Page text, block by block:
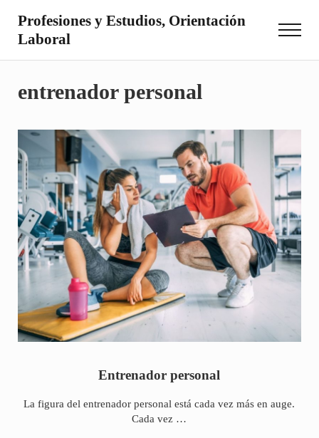
Profesiones y Estudios, Orientación
Laboral
Menu
entrenador personal
Entrenador personal
La figura del entrenador personal está cada vez más en auge.
Cada vez …